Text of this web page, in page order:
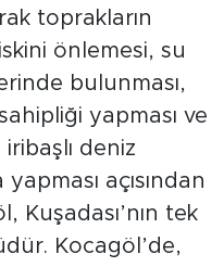
toprakların
önlemesi, su
bulunması,
yapması ve
deniz
açısından
Kuşadası’nın tek
Kocagöl’de,